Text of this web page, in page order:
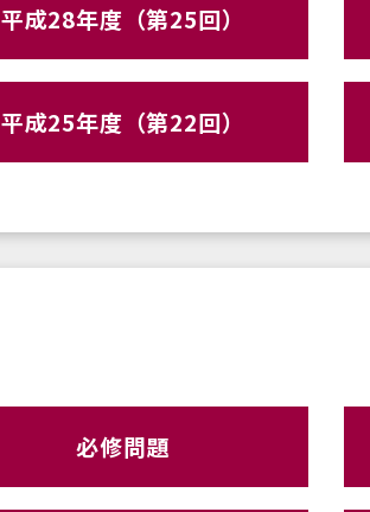
平成28年度（第25回）
平成25年度（第22回）
必修問題